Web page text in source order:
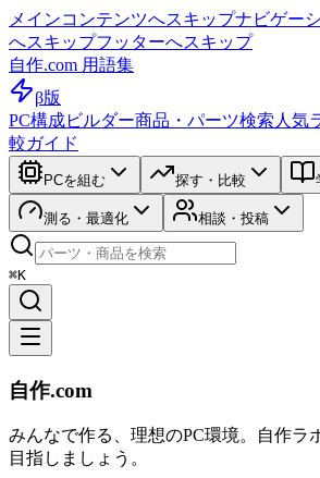
メインコンテンツへスキップナビゲー
へスキップフッターへスキップ
自作.com 用語集
β版
PC構成ビルダー商品・パーツ検索 人気
較ガイド
PCを組む 探す・比較
測る・最適化 相談・投稿
⌘K
自作.com
みんなで作る、理想のPC環境。 自作ラ
目指しましょう。